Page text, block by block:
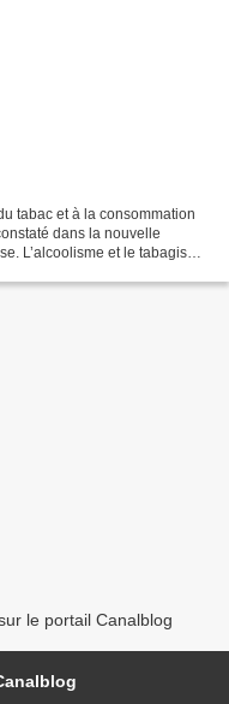
tabac et à la consommation
dans la nouvelle
L’alcoolisme et le tabagisme
le portail Canalblog